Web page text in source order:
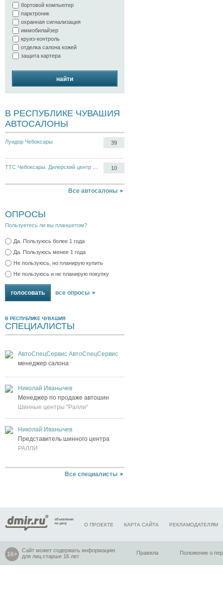
бортовой компьютер
парктроник
охранная сигнализация
иммобилайзер
круиз-контроль
отделка салона кожей
защита картера
найти
В РЕСПУБЛИКЕ ЧУВАШИЯ
АВТОСАЛОНЫ
Луидор Чебоксары 39
10
Все автосалоны
ОПРОСЫ
Пользуетесь ли вы планшетом?
Да. Пользуюсь более 1 года
Да. Пользуюсь менее 1 года
Не пользуюсь, но планирую купить
Не пользуюсь и не планирую покупку
все опросы
В РЕСПУБЛИКЕ ЧУВАШИЯ
СПЕЦИАЛИСТЫ
АвтоСпецСервис АвтоСпецСервис
менеджер салона
Николай Иванычев
Менеджер по продаже автошин
Шинные центры "Ралли"
Николай Иванычев
Представитель шинного центра
РАЛЛИ
Все специалисты
О ПРОЕКТЕ КАРТА САЙТА РЕКЛАМОДАТЕЛЯМ
Сайт может содержать информацию
для лиц старше 16 лет
Правила Положение о